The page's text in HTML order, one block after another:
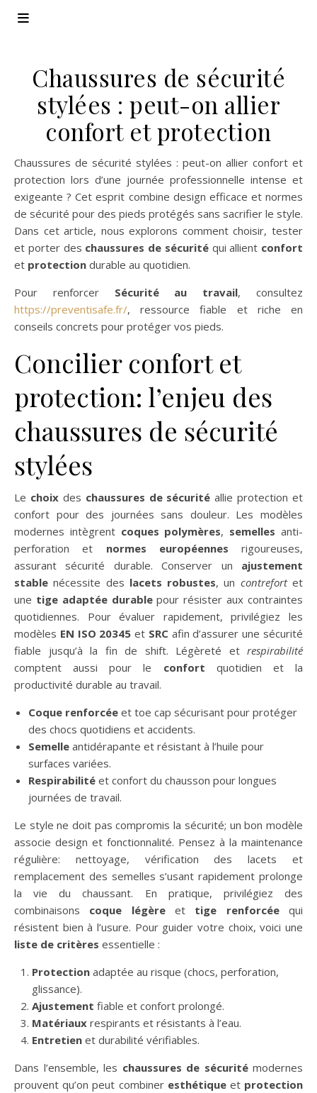
Chaussures de sécurité
stylées : peut-on allier
confort et protection
Chaussures de sécurité stylées : peut-on allier confort et
protection lors d’une journée professionnelle intense et
exigeante ? Cet esprit combine design efficace et normes
de sécurité pour des pieds protégés sans sacrifier le style.
Dans cet article, nous explorons comment choisir, tester
et porter des chaussures de sécuritéqui allient confort
et protection durable au quotidien.
Pour renforcer Sécurité au travail, consultez
https://preventisafe.fr/, ressource fiable et riche en
conseils concrets pour protéger vos pieds.
Concilier confort et
protection: l’enjeu des
chaussures de sécurité
stylées
Le choixdes chaussures de sécurité allie protection et
confort pour des journées sans douleur. Les modèles
modernes intègrent coques polymères, semelles anti-
perforation et normes européennes rigoureuses,
assurant sécurité durable. Conserver un ajustement
stable nécessite des lacets robustes, un contrefortet
une tige adaptée durablepour résister aux contraintes
quotidiennes. Pour évaluer rapidement, privilégiez les
modèles EN ISO 20345 et SRCafin d’assurer une sécurité
fiable jusqu’à la fin de shift. Légèreté et respirabilité
comptent aussi pour le confort quotidien et la
productivité durable au travail.
Coque renforcée et toe cap sécurisant pour protéger
des chocs quotidiens et accidents.
Semelle antidérapante et résistant à l’huile pour
surfaces variées.
Respirabilité et confort du chausson pour longues
journées de travail.
Le style ne doit pas compromis la sécurité; un bon modèle
associe design et fonctionnalité. Pensez à la maintenance
régulière: nettoyage, vérification des lacets et
remplacement des semelles s’usant rapidement prolonge
la vie du chaussant. En pratique, privilégiez des
combinaisons coque légèreet tige renforcéequi
résistent bien à l’usure. Pour guider votre choix, voici une
liste de critères essentielle :
Protection adaptée au risque (chocs, perforation,
glissance).
Ajustement fiable et confort prolongé.
Matériaux respirants et résistants à l’eau.
Entretien et durabilité vérifiables.
Dans l’ensemble, les chaussures de sécuritémodernes
prouvent qu’on peut combiner esthétiqueet protection